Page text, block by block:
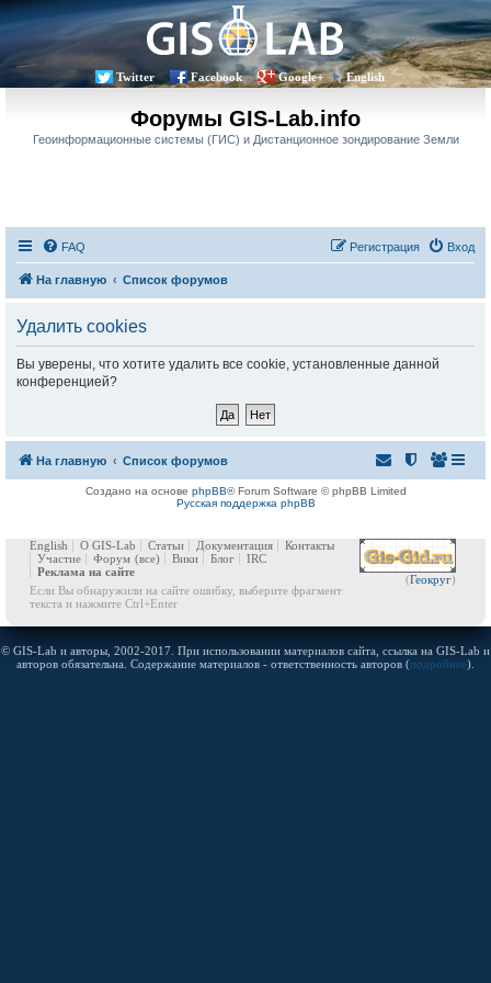
Twitter Facebook Google+ English
Форумы GIS-Lab.info
Геоинформационные системы (ГИС) и Дистанционное зондирование Земли
FAQ Вход
Регистрация
На главную Список форумов
Удалить cookies
Вы уверены, что хотите удалить все cookie, установленные данной
конференцией?
На главную Список форумов
Создано на основе phpBB® Forum Software © phpBB Limited
Русская поддержка phpBB
(Геокруг)
English О GIS-Lab Статьи Документация
Контакты
Участие
Форум (все) Вики Блог
IRC
Реклама на сайте
Если Вы обнаружили на сайте ошибку, выберите фрагмент
текста и нажмите Ctrl+Enter
© GIS-Lab и авторы, 2002-2017. При использовании материалов сайта, ссылка на GIS-Lab и
авторов обязательна. Содержание материалов - ответственность авторов (подробнее).